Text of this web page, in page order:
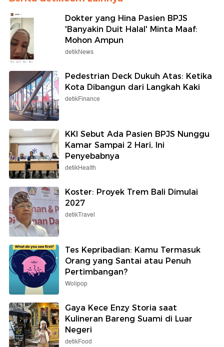
Dokter yang Hina Pasien BPJS
'Banyakin Duit Halal' Minta Maaf:
Mohon Ampun
detikNews
Pedestrian Deck Dukuh Atas: Ketika
Kota Dibangun dari Langkah Kaki
detikFinance
KKI Sebut Ada Pasien BPJS Nunggu
Kamar Sampai 2 Hari, Ini
Penyebabnya
detikHealth
Koster: Proyek Trem Bali Dimulai
2027
detikTravel
Tes Kepribadian: Kamu Termasuk
Orang yang Santai atau Penuh
Pertimbangan?
Wolipop
Gaya Kece Enzy Storia saat
Kulineran Bareng Suami di Luar
Negeri
detikFood